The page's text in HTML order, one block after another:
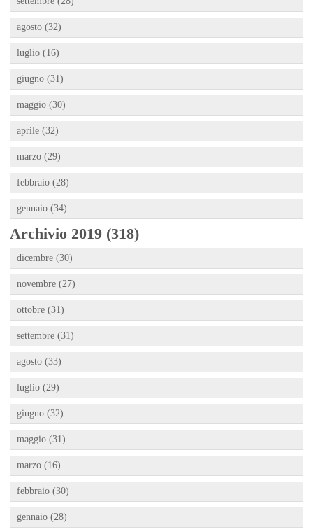
agosto (32)
luglio (16)
giugno (31)
maggio (30)
aprile (32)
marzo (29)
febbraio (28)
gennaio (34)
Archivio 2019 (318)
dicembre (30)
novembre (27)
ottobre (31)
settembre (31)
agosto (33)
luglio (29)
giugno (32)
maggio (31)
marzo (16)
febbraio (30)
gennaio (28)